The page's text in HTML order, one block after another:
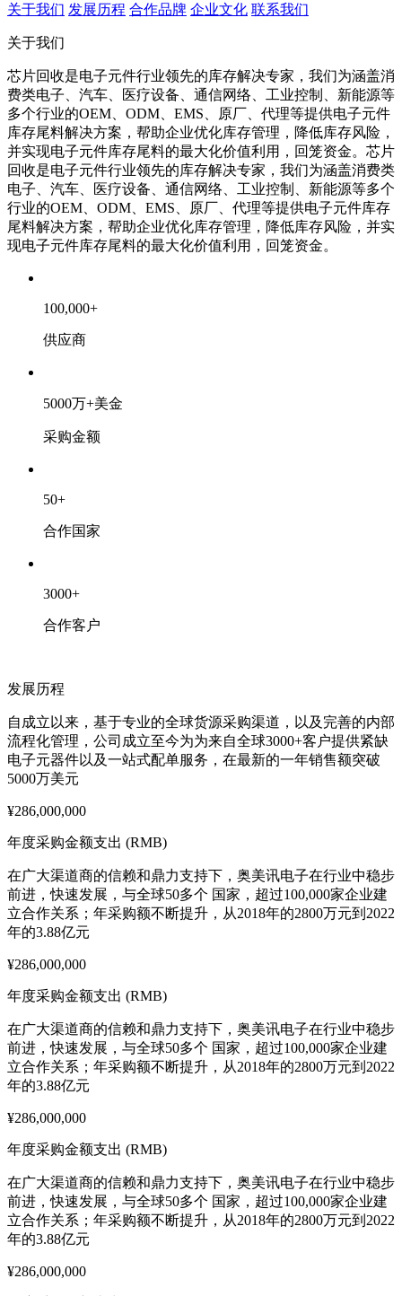
关于我们 发展历程 合作品牌 企业文化 联系我们
关于我们
芯片回收是电子元件行业领先的库存解决专家，我们为涵盖消
费类电子、汽车、医疗设备、通信网络、工业控制、新能源等
多个行业的OEM、ODM、EMS、原厂、代理等提供电子元件
库存尾料解决方案，帮助企业优化库存管理，降低库存风险，
并实现电子元件库存尾料的最大化价值利用，回笼资金。芯片
回收是电子元件行业领先的库存解决专家，我们为涵盖消费类
电子、汽车、医疗设备、通信网络、工业控制、新能源等多个
行业的OEM、ODM、EMS、原厂、代理等提供电子元件库存
尾料解决方案，帮助企业优化库存管理，降低库存风险，并实
现电子元件库存尾料的最大化价值利用，回笼资金。
100,000+
供应商
5000万+美金
采购金额
50+
合作国家
3000+
合作客户
发展历程
自成立以来，基于专业的全球货源采购渠道，以及完善的内部
流程化管理，公司成立至今为为来自全球3000+客户提供紧缺
电子元器件以及一站式配单服务，在最新的一年销售额突破
5000万美元
¥286,000,000
年度采购金额支出 (RMB)
在广大渠道商的信赖和鼎力支持下，奥美讯电子在行业中稳步
前进，快速发展，与全球50多个 国家，超过100,000家企业建
立合作关系；年采购额不断提升，从2018年的2800万元到2022
年的3.88亿元
¥286,000,000
年度采购金额支出 (RMB)
在广大渠道商的信赖和鼎力支持下，奥美讯电子在行业中稳步
前进，快速发展，与全球50多个 国家，超过100,000家企业建
立合作关系；年采购额不断提升，从2018年的2800万元到2022
年的3.88亿元
¥286,000,000
年度采购金额支出 (RMB)
在广大渠道商的信赖和鼎力支持下，奥美讯电子在行业中稳步
前进，快速发展，与全球50多个 国家，超过100,000家企业建
立合作关系；年采购额不断提升，从2018年的2800万元到2022
年的3.88亿元
¥286,000,000